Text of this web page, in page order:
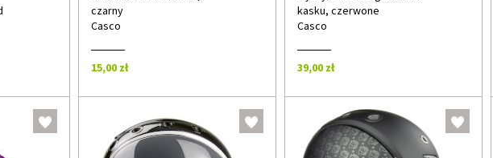
czarny
Casco
15,00 zł
kasku, czerwone
Casco
39,00 zł